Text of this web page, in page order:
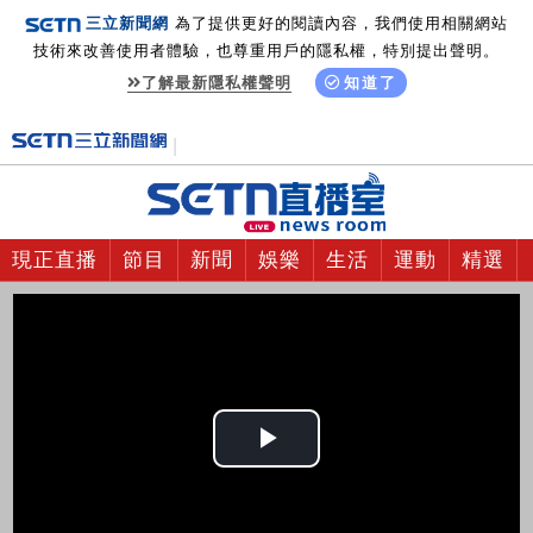
三立新聞網 為了提供更好的閱讀內容，我們使用相關網站
技術來改善使用者體驗，也尊重用戶的隱私權，特別提出聲明。
了解最新隱私權聲明
知道了
現正直播 節目 新聞 娛樂 生活 運動 精選
Play